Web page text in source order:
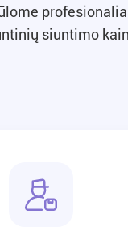
siuntimo